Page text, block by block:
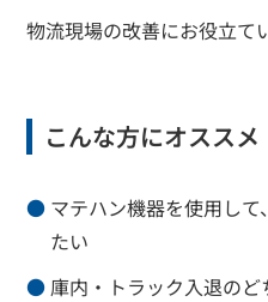
物流現場の改善にお役立て
こんな方にオススメ
マテハン機器を使用し
たい
庫内・トラック入退の